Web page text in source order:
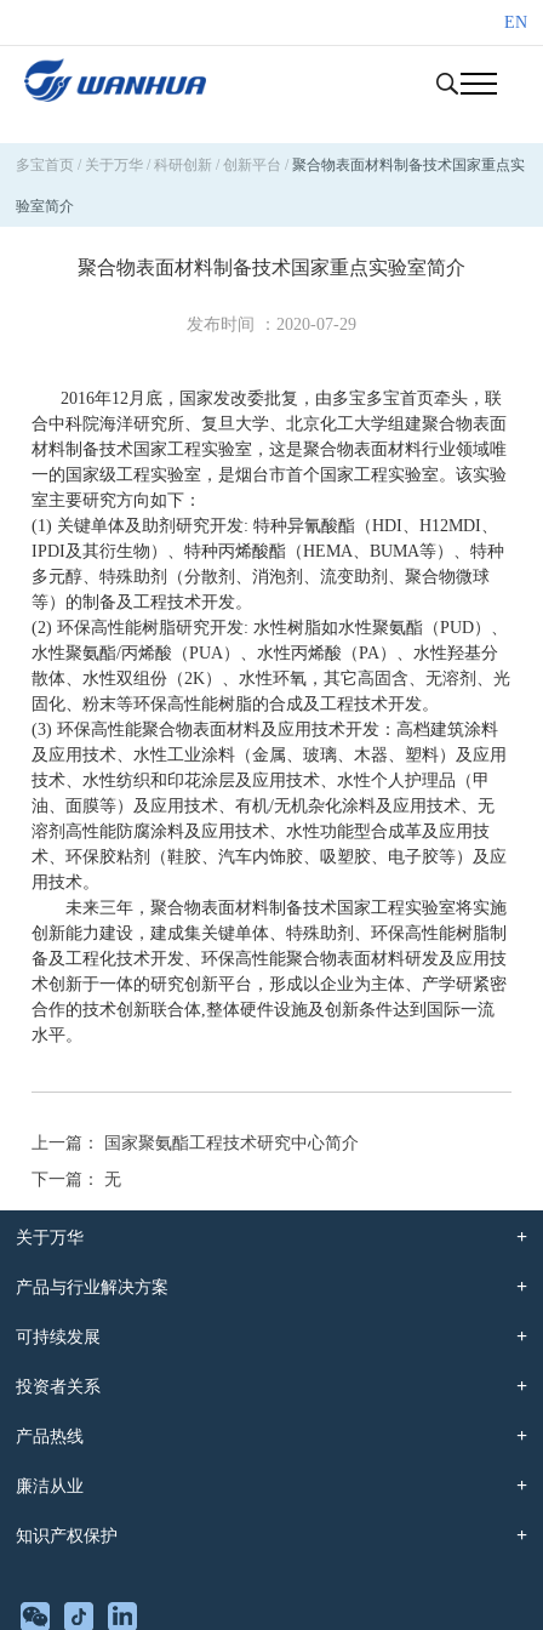
EN
多宝首页 / 关于万华 / 科研创新 / 创新平台 / 聚合物表面材料制备技术国家重点实
验室简介
聚合物表面材料制备技术国家重点实验室简介
发布时间 ：2020-07-29
2016年12月底，国家发改委批复，由多宝多宝首页牵头，联
合中科院海洋研究所、复旦大学、北京化工大学组建聚合物表面
材料制备技术国家工程实验室，这是聚合物表面材料行业领域唯
一的国家级工程实验室，是烟台市首个国家工程实验室。该实验
室主要研究方向如下：
(1) 关键单体及助剂研究开发: 特种异氰酸酯（HDI、H12MDI、
IPDI及其衍生物）、特种丙烯酸酯（HEMA、BUMA等）、特种
多元醇、特殊助剂（分散剂、消泡剂、流变助剂、聚合物微球
等）的制备及工程技术开发。
(2) 环保高性能树脂研究开发: 水性树脂如水性聚氨酯（PUD）、
水性聚氨酯/丙烯酸（PUA）、水性丙烯酸（PA）、水性羟基分
散体、水性双组份（2K）、水性环氧，其它高固含、无溶剂、光
固化、粉末等环保高性能树脂的合成及工程技术开发。
(3) 环保高性能聚合物表面材料及应用技术开发：高档建筑涂料
及应用技术、水性工业涂料（金属、玻璃、木器、塑料）及应用
技术、水性纺织和印花涂层及应用技术、水性个人护理品（甲
油、面膜等）及应用技术、有机/无机杂化涂料及应用技术、无
溶剂高性能防腐涂料及应用技术、水性功能型合成革及应用技
术、环保胶粘剂（鞋胶、汽车内饰胶、吸塑胶、电子胶等）及应
用技术。
未来三年，聚合物表面材料制备技术国家工程实验室将实施
创新能力建设，建成集关键单体、特殊助剂、环保高性能树脂制
备及工程化技术开发、环保高性能聚合物表面材料研发及应用技
术创新于一体的研究创新平台，形成以企业为主体、产学研紧密
合作的技术创新联合体,整体硬件设施及创新条件达到国际一流
水平。
上一篇： 国家聚氨酯工程技术研究中心简介
下一篇： 无
关于万华
产品与行业解决方案
可持续发展
投资者关系
产品热线
廉洁从业
知识产权保护